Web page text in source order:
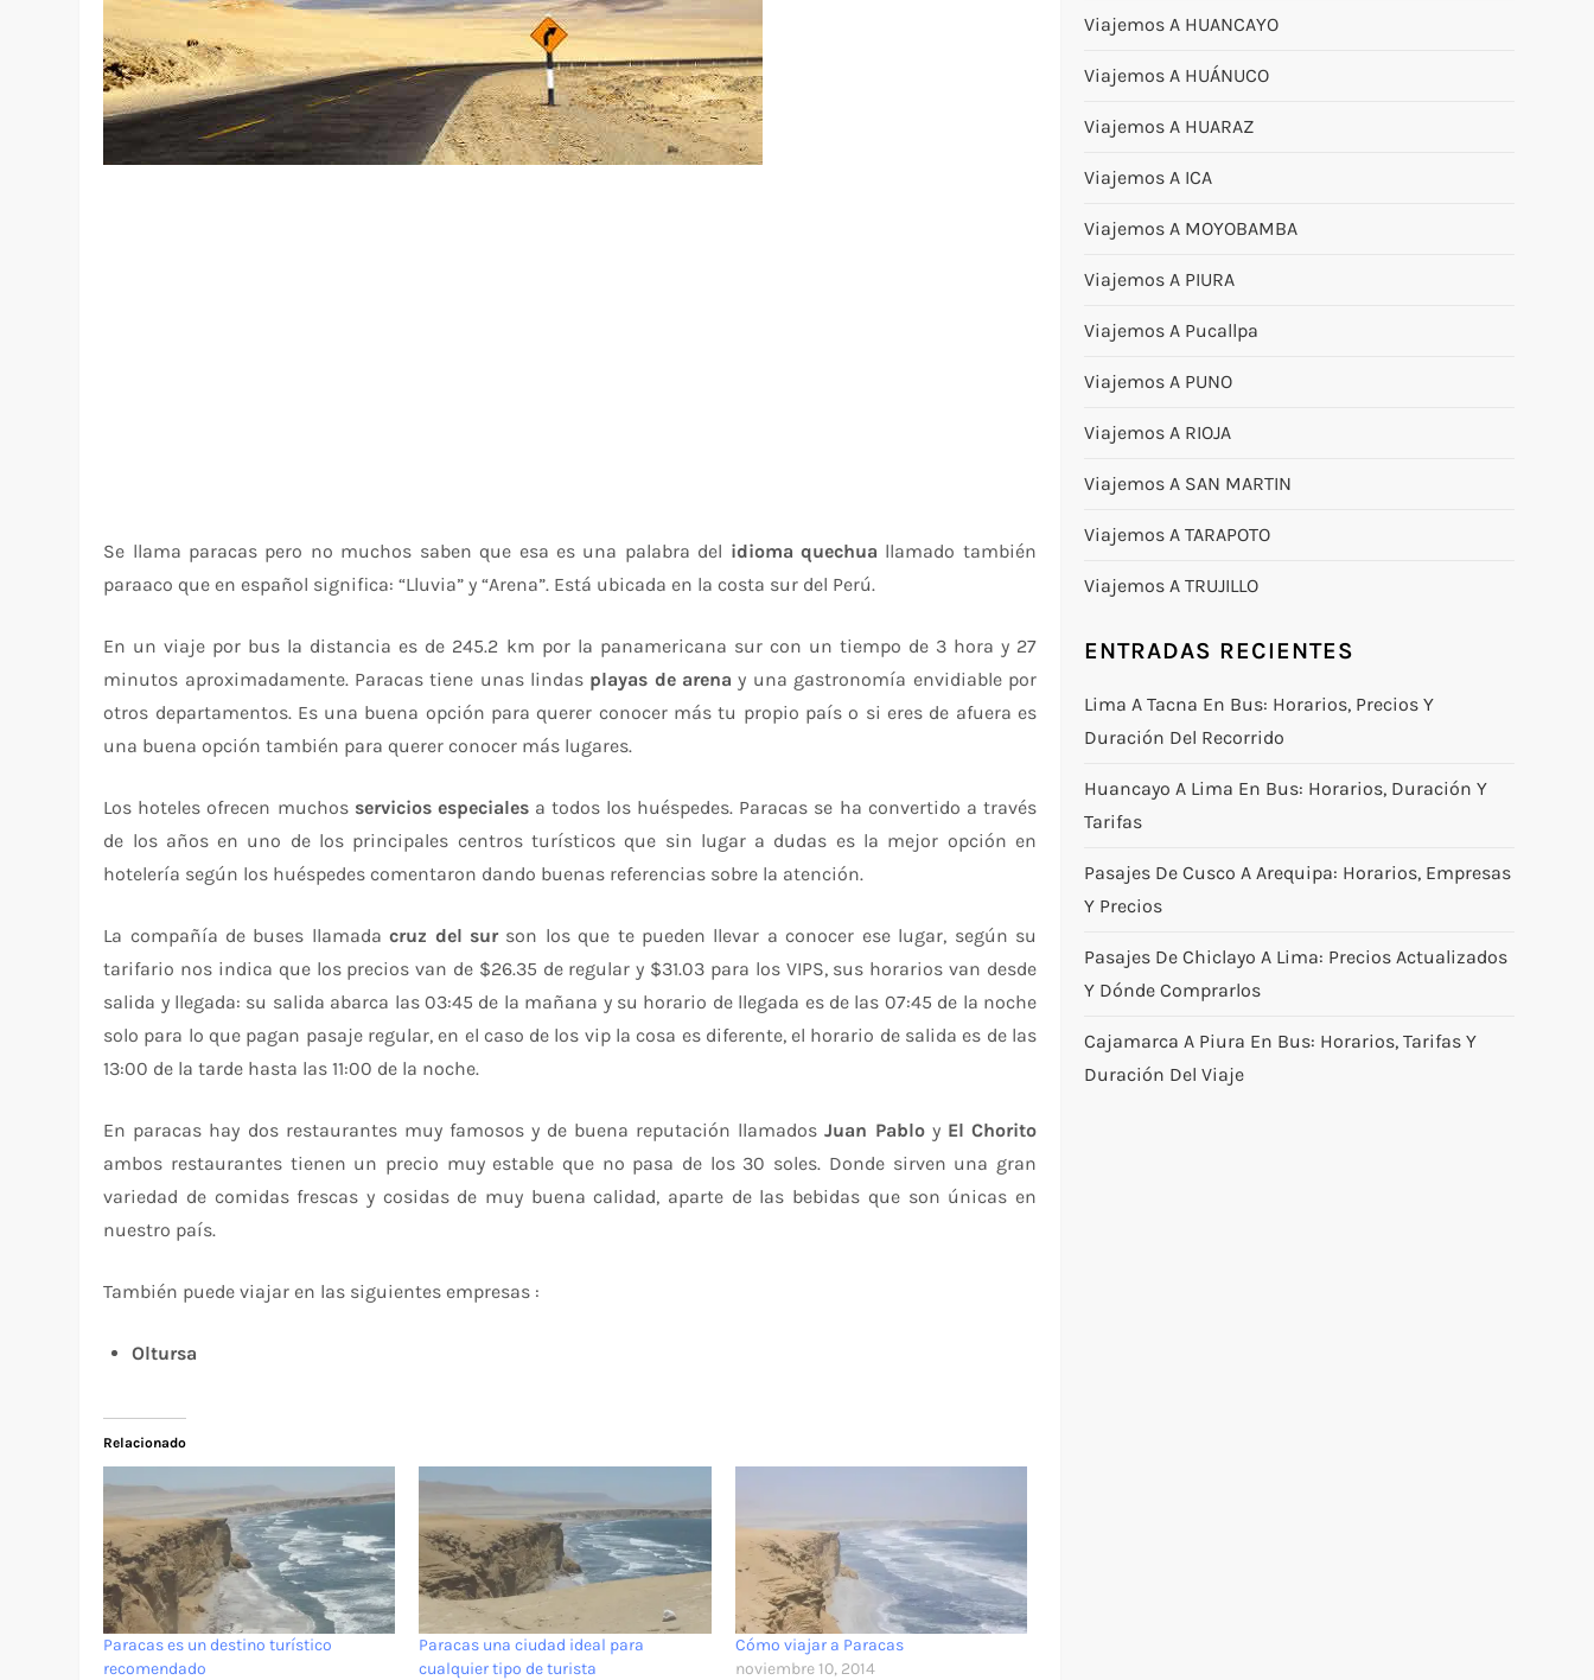
Se llama paracas pero no muchos saben que esa es una palabra del idioma quechua llamado también
paraaco que en español significa: “Lluvia” y “Arena”. Está ubicada en la costa sur del Perú.
En un viaje por bus la distancia es de 245.2 km por la panamericana sur con un tiempo de 3 hora y 27
minutos aproximadamente. Paracas tiene unas lindas playas de arena y una gastronomía envidiable por
otros departamentos. Es una buena opción para querer conocer más tu propio país o si eres de afuera es
una buena opción también para querer conocer más lugares.
Los hoteles ofrecen muchos servicios especialesa todos los huéspedes. Paracas se ha convertido a través
de los años en uno de los principales centros turísticos que sin lugar a dudas es la mejor opción en
hotelería según los huéspedes comentaron dando buenas referencias sobre la atención.
La compañía de buses llamadacruz del surson los que te pueden llevar a conocer ese lugar, según su
tarifario nos indica que los precios van de $26.35 de regular y $31.03 para los VIPS, sus horarios van desde
salida y llegada: su salida abarca las 03:45 de la mañana y su horario de llegada es de las 07:45 de la noche
solo para lo que pagan pasaje regular, en el caso de los vip la cosa es diferente, el horario de salida es de las
13:00 de la tarde hasta las 11:00 de la noche.
En paracas hay dos restaurantes muy famosos y de buena reputación llamadosJuan Pablo y El Chorito
ambos restaurantes tienen un precio muy estable que no pasa de los 30 soles. Donde sirven una gran
variedad de comidas frescas y cosidas de muy buena calidad, aparte de las bebidas que son únicas en
nuestro país.
También puede viajar en las siguientes empresas :
Oltursa
Relacionado
Paracas es un destino turístico
recomendado
Paracas una ciudad ideal para
cualquier tipo de turista
Cómo viajar a Paracas
noviembre 10, 2014
Viajemos A HUANCAYO
Viajemos A HUÁNUCO
Viajemos A HUARAZ
Viajemos A ICA
Viajemos A MOYOBAMBA
Viajemos A PIURA
Viajemos A Pucallpa
Viajemos A PUNO
Viajemos A RIOJA
Viajemos A SAN MARTIN
Viajemos A TARAPOTO
Viajemos A TRUJILLO
ENTRADAS RECIENTES
Lima A Tacna En Bus: Horarios, Precios Y
Duración Del Recorrido
Huancayo A Lima En Bus: Horarios, Duración Y
Tarifas
Pasajes De Cusco A Arequipa: Horarios, Empresas
Y Precios
Pasajes De Chiclayo A Lima: Precios Actualizados
Y Dónde Comprarlos
Cajamarca A Piura En Bus: Horarios, Tarifas Y
Duración Del Viaje